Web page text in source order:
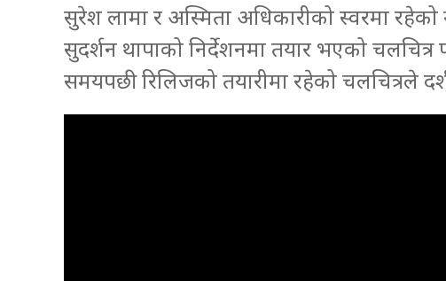
सुरेश लामा र अस्मिता अधिकारीको स्वरमा
सुदर्शन थापाको निर्देशनमा तयार भएको
समयपछी रिलिजको तयारीमा रहेको चलचित्रले